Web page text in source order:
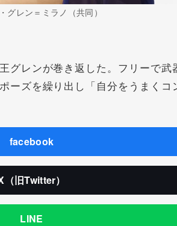
レン＝ミラノ（共同）
レンが巻き返した。フリーで武
ーズを繰り出し「自分をうまくコ
facebook
（旧Twitter）
LINE